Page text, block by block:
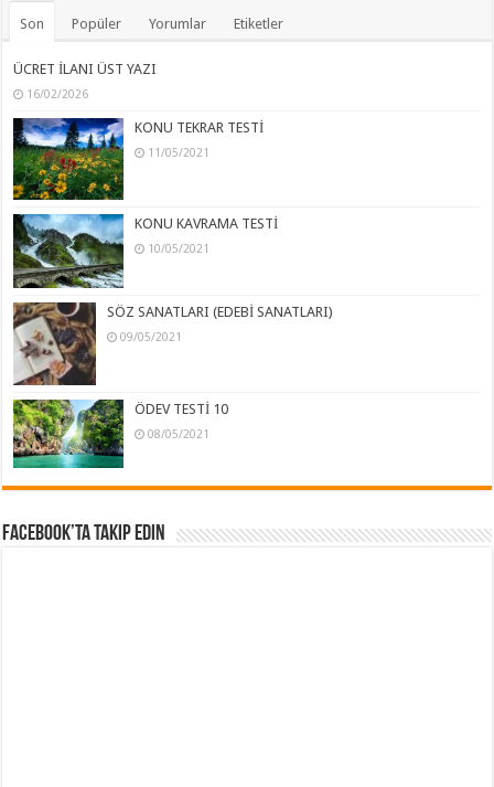
Son Popüler Yorumlar Etiketler
ÜCRET İLANI ÜST YAZI
16/02/2026
KONU TEKRAR TESTİ
11/05/2021
KONU KAVRAMA TESTİ
10/05/2021
SÖZ SANATLARI (EDEBİ SANATLARI)
09/05/2021
ÖDEV TESTİ 10
08/05/2021
Facebook’ta Takip Edin